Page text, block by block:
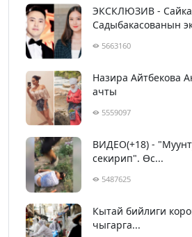
ЭКСКЛЮЗИВ -
Садыбакасованын
5663160
Назира Айтбекова
ачты
5559097
ВИДЕО(+18) -
секирип". Өс...
5487625
Кытай бийлиги
чыгарга...